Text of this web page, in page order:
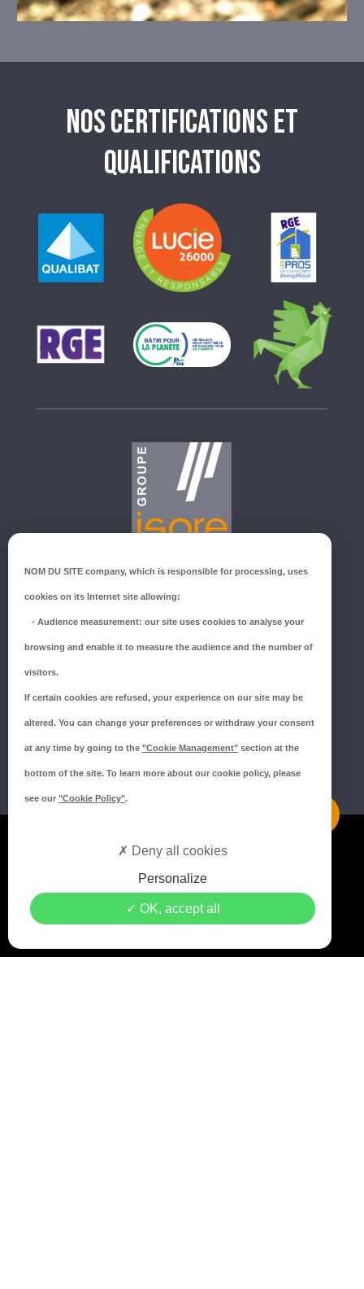
NOS CERTIFICATIONS ET
QUALIFICATIONS
ZI du Millenium
53940 SAINT-BERTHEVIN
Tél.:02 43 66 96 51
Politique de confidentialité
Politique de cookies
Crédits MEDIAPILOTE
NOM DU SITE company, which is responsible for processing, uses
cookies on its Internet site allowing:
- Audience measurement: our site uses cookies to analyse your
browsing and enable it to measure the audience and the number of
visitors.
If certain cookies are refused, your experience on our site may be
altered. You can change your preferences or withdraw your consent
at any time by going to the "Cookie Management" section at the
bottom of the site. To learn more about our cookie policy, please
see our "Cookie Policy".
OK, accept all
Personalize
Deny all cookies